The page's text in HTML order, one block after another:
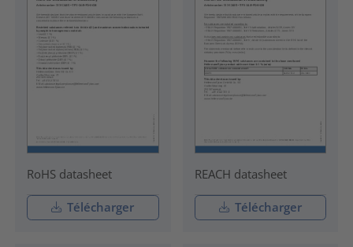
RoHS datasheet
Télécharger
REACH datasheet
Télécharger